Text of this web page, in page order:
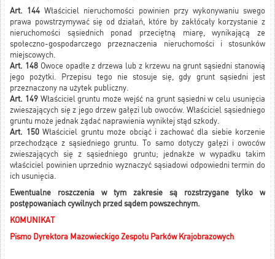
Art. 144 Właściciel nieruchomości powinien przy wykonywaniu swego
prawa powstrzymywać się od działań, które by zakłócały korzystanie z
nieruchomości sąsiednich ponad przeciętną miarę, wynikającą ze
społeczno-gospodarczego przeznaczenia nieruchomości i stosunków
miejscowych.
Art. 148 Owoce opadłe z drzewa lub z krzewu na grunt sąsiedni stanowią
jego pożytki. Przepisu tego nie stosuje się, gdy grunt sąsiedni jest
przeznaczony na użytek publiczny.
Art. 149Właściciel gruntu może wejść na grunt sąsiedni w celu usunięcia
zwieszających się z jego drzew gałęzi lub owoców. Właściciel sąsiedniego
gruntu może jednak żądać naprawienia wynikłej stąd szkody.
Art. 150Właściciel gruntu może obciąć i zachować dla siebie korzenie
przechodzące z sąsiedniego gruntu. To samo dotyczy gałęzi i owoców
zwieszających się z sąsiedniego gruntu; jednakże w wypadku takim
właściciel powinien uprzednio wyznaczyć sąsiadowi odpowiedni termin do
ich usunięcia.
Ewentualne roszczenia w tym zakresie są rozstrzygane tylko w
postępowaniach cywilnych przed sądem powszechnym.
KOMUNIKAT
Pismo Dyrektora Mazowieckigo Zespołu Parków Krajobrazowych